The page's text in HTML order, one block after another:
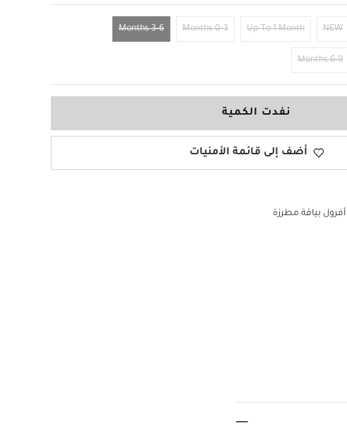
NEW
Up To 1 Month
0-3 Months
3-6 Months
6-9 Months
نفدت الكمية
أضف إلى قائمة الأمنيات
أفرول بياقة مطرزة